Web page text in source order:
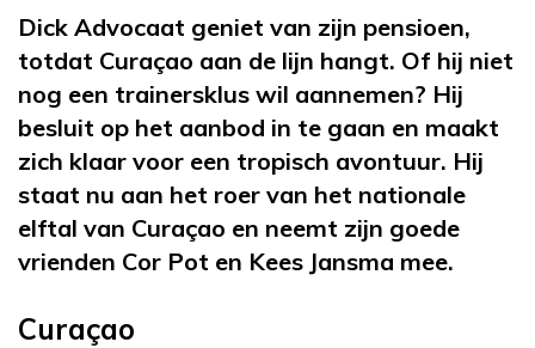
Dick Advocaat geniet van zijn pensioen,
totdat Curaçao aan de lijn hangt. Of hij niet
nog een trainersklus wil aannemen? Hij
besluit op het aanbod in te gaan en maakt
zich klaar voor een tropisch avontuur. Hij
staat nu aan het roer van het nationale
elftal van Curaçao en neemt zijn goede
vrienden Cor Pot en Kees Jansma mee.
Curaçao